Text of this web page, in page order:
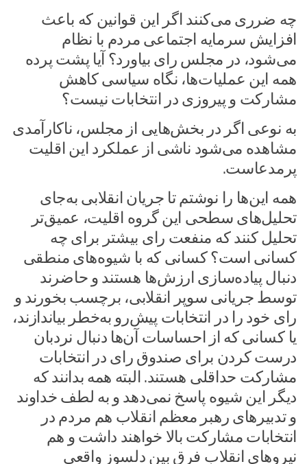
چه ضرری می‌کنند اگر این قوانین که باعث
افزایش سرمایه اجتماعی مردم با نظام
می‌شود، در مجلس رای بیاورد؟ آیا پشت پرده
همه این عملیات‌ها، نگاه سیاسی کاهش
مشارکت و پیروزی در انتخابات نیست؟
به نوعی اگر در بخش‌هایی از مجلس، ناکارآمدی
مشاهده می‌شود ناشی از عملکرد این اقلیت
پرمدعاست.
همه این‌ها را نوشتم تا جریان انقلابی به‌جای
تحلیل‌های سطحی این گروه اقلیت، عمیق‌تر
تحلیل کنند که منفعت رای بیشتر برای چه
کسانی است؟ کسانی که با شیوه‌های منطقی
دنبال پیاده‌سازی ارزش‌ها هستند و حاضرند
توسط جریانی سوپر انقلابی، برچسب بخورند و
رای خود را در انتخابات پیش‌رو به‌خطر بیاندازند،
یا کسانی که از احساسات آن‌ها دنبال نردبان
درست کردن برای صندوق رای در انتخابات
مشارکت حداقلی هستند. البته همه بدانند که
دیگر این شیوه پاسخ نمی‌دهد و به لطف خداوند
و تدبیر‌های رهبر معظم انقلاب هم مردم در
انتخابات مشارکت بالا خواهند داشت و هم
نیرو‌های انقلاب فرق بین دلسوز واقعی